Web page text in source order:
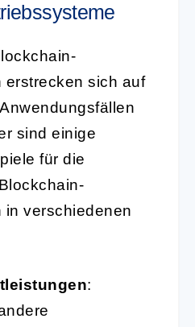
erstrecken sich auf
sind einige
für die
in verschiedenen
: